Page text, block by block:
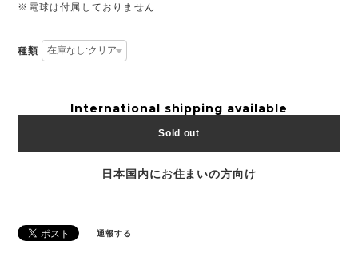
※電球は付属しておりません
種類
International shipping available
Sold out
日本国内にお住まいの方向け
通報する